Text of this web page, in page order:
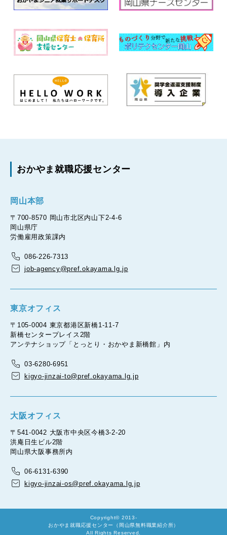
おかやま就職応援センター
岡山本部
〒700-8570 岡山市北区内山下2-4-6
岡山県庁
労働雇用政策課内
086-226-7313
job-agency@pref.okayama.lg.jp
東京オフィス
〒105-0004 東京都港区新橋1-11-7
新橋センタープレイス2階
アンテナショップ「とっとり・おかやま新橋館」内
03-6280-6951
kigyo-jinzai-to@pref.okayama.lg.jp
大阪オフィス
〒541-0042 大阪市中央区今橋3-2-20
洪庵日生ビル2階
岡山県大阪事務所内
06-6131-6390
kigyo-jinzai-os@pref.okayama.lg.jp
Copyright© 2013-
おかやま就職応援センター（岡山県無料職業紹介所）
All Rights Reserved.